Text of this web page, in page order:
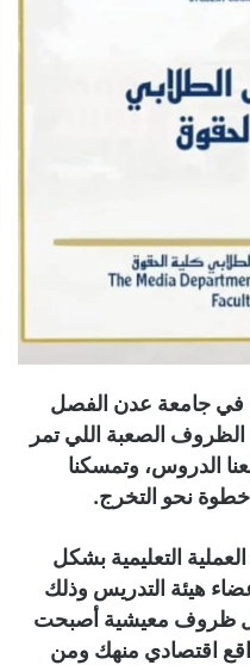
في جامعة عدن الفصل
الصعبة اللي تمر
الدروس، وتمسكنا
خطوة نحو التخرج.
2025، توقفت العملية التعليمية بشكل
هيئة التدريس وذلك
ظروف معيشية أصبحت
اقتصادي منهك ومن